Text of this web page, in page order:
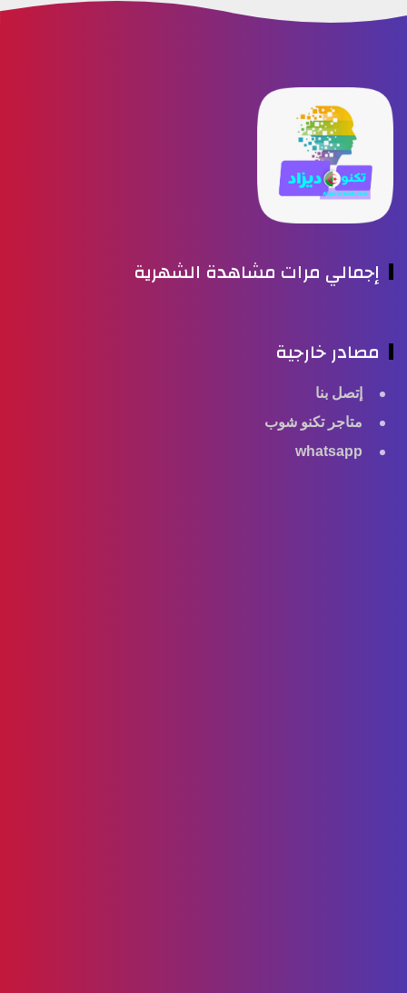
إجمالي مرات مشاهدة الشهرية
مصادر خارجية
إتصل بنا
متاجر تكنو شوب
whatsapp